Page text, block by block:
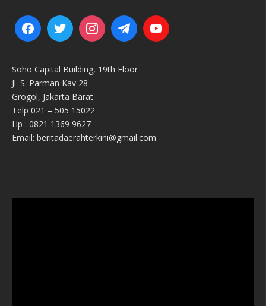
Soho Capital Building, 19th Floor
Jl. S. Parman Kav 28
Grogol, Jakarta Barat
Telp 021 – 505 15022
Hp : 0821 1369 9627
Email: beritadaerahterkini@gmail.com